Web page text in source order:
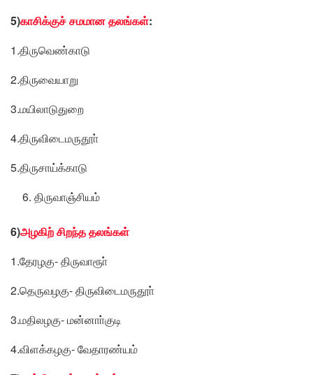
5)காசிக்குச் சமமான தலங்கள்:
1.திருவெண்காடு
2.திருவையாறு
3.மயிலாடுதுறை
4.திருவிடைமருதூா்
5.திருசாய்க்காடு
திருவாஞ்சியம்
6)அழகிற் சிறந்த தலங்கள்
1.தேரழகு- திருவாரூா்
2.தெருவழகு- திருவிடைமருதூா்
3.மதிலழகு- மன்னாா்குடி
4.விளக்கழகு- வேதாரண்யம்